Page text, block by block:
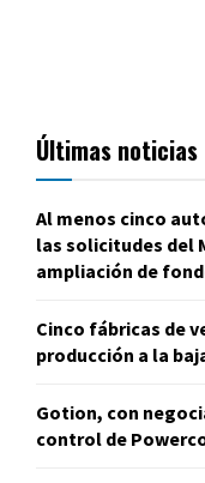
Últimas noticias
Al menos cinco
las solicitudes del
ampliación de
Cinco fábricas de
producción a la
Gotion, con
control de